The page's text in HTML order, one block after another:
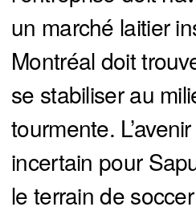
un marché laitier
Montréal doit
se stabiliser au
tourmente.
incertain pour
le terrain de